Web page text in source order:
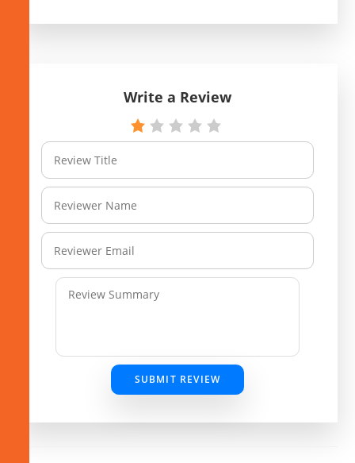
Write a Review
SUBMIT REVIEW